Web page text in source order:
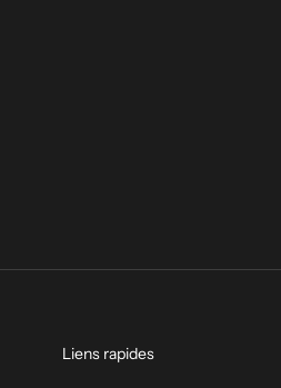
Liens rapides